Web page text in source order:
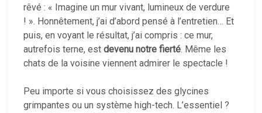
rêvé : « Imagine un mur vivant, lumineux de verdure
! ». Honnêtement, j’ai d’abord pensé à l’entretien… Et
puis, en voyant le résultat, j’ai compris : ce mur,
autrefois terne, est devenu notre fierté. Même les
chats de la voisine viennent admirer le spectacle !
Peu importe si vous choisissez des glycines
grimpantes ou un système high-tech. L’essentiel ?